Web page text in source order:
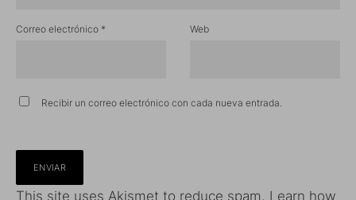
Correo electrónico * Web
Recibir un correo electrónico con cada nueva entrada.
This site uses Akismet to reduce spam. Learn how